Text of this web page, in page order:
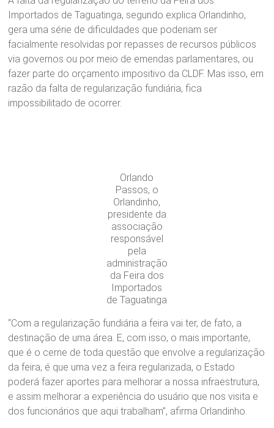
Importados de Taguatinga, segundo explica Orlandinho,
gera uma série de dificuldades que poderiam ser
facialmente resolvidas por repasses de recursos públicos
via governos ou por meio de emendas parlamentares, ou
fazer parte do orçamento impositivo da CLDF. Mas isso, em
razão da falta de regularização fundiária, fica
impossibilitado de ocorrer.
Orlando
Passos, o
Orlandinho,
presidente da
associação
responsável
pela
administração
da Feira dos
Importados
de Taguatinga
“Com a regularização fundiária a feira vai ter, de fato, a
destinação de uma área. E, com isso, o mais importante,
que é o cerne de toda questão que envolve a regularização
da feira, é que uma vez a feira regularizada, o Estado
poderá fazer aportes para melhorar a nossa infraestrutura,
e assim melhorar a experiência do usuário que nos visita e
dos funcionários que aqui trabalham”, afirma Orlandinho.